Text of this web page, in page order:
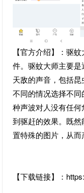
【官方介绍】：驱
件。驱蚊大师主要
天敌的声音，包括
不同的情况选择不
种声波对人没有任
到驱赶的效果。既
置特殊的图片，从
【下载链接】：